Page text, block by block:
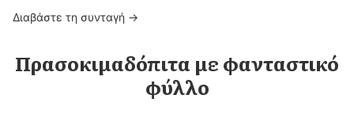
Διαβάστε τη συνταγή →
Πρασοκιμαδόπιτα με φανταστικό
φύλλο